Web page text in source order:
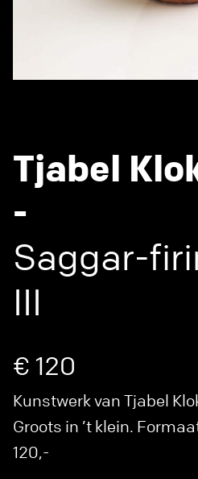
Tjabel
-
Saggar-
III
€ 120
Kunstwerk van Tjabel
Groots in ’t klein.
120,-